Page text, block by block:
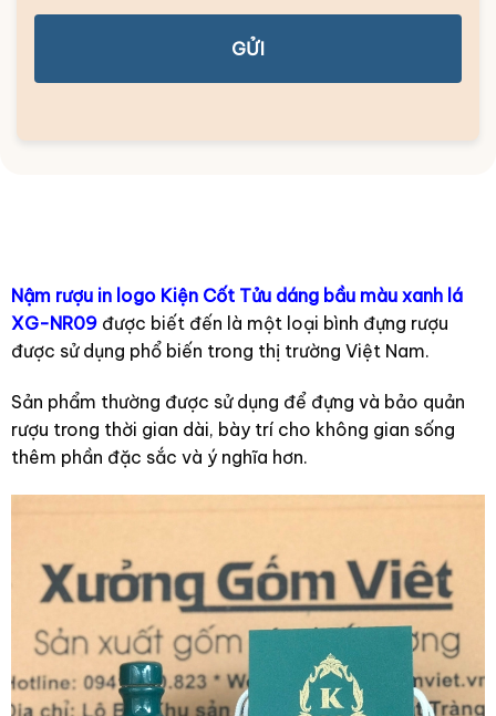
GỬI
Nậm rượu in logo Kiện Cốt Tửu dáng bầu màu xanh lá
XG-NR09 được biết đến là một loại bình đựng rượu
được sử dụng phổ biến trong thị trường Việt Nam.
Sản phẩm thường được sử dụng để đựng và bảo quản
rượu trong thời gian dài, bày trí cho không gian sống
thêm phần đặc sắc và ý nghĩa hơn.